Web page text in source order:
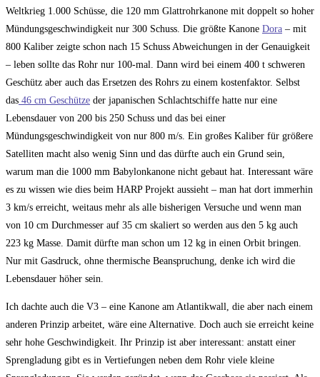
Weltkrieg 1.000 Schüsse, die 120 mm Glattrohrkanone mit doppelt so hoher
Mündungsgeschwindigkeit nur 300 Schuss. Die größte Kanone Dora – mit
800 Kaliber zeigte schon nach 15 Schuss Abweichungen in der Genauigkeit
– leben sollte das Rohr nur 100-mal. Dann wird bei einem 400 t schweren
Geschütz aber auch das Ersetzen des Rohrs zu einem kostenfaktor. Selbst
das 46 cm Geschütze der japanischen Schlachtschiffe hatte nur eine
Lebensdauer von 200 bis 250 Schuss und das bei einer
Mündungsgeschwindigkeit von nur 800 m/s. Ein großes Kaliber für größere
Satelliten macht also wenig Sinn und das dürfte auch ein Grund sein,
warum man die 1000 mm Babylonkanone nicht gebaut hat. Interessant wäre
es zu wissen wie dies beim HARP Projekt aussieht – man hat dort immerhin
3 km/s erreicht, weitaus mehr als alle bisherigen Versuche und wenn man
von 10 cm Durchmesser auf 35 cm skaliert so werden aus den 5 kg auch
223 kg Masse. Damit dürfte man schon um 12 kg in einen Orbit bringen.
Nur mit Gasdruck, ohne thermische Beanspruchung, denke ich wird die
Lebensdauer höher sein.
Ich dachte auch die V3 – eine Kanone am Atlantikwall, die aber nach einem
anderen Prinzip arbeitet, wäre eine Alternative. Doch auch sie erreicht keine
sehr hohe Geschwindigkeit. Ihr Prinzip ist aber interessant: anstatt einer
Sprengladung gibt es in Vertiefungen neben dem Rohr viele kleine